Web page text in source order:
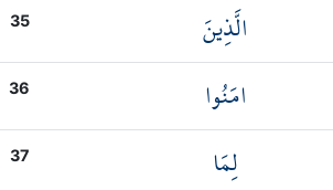
35 الَّذِينَ
36 امَنُوا
37 لِمَا